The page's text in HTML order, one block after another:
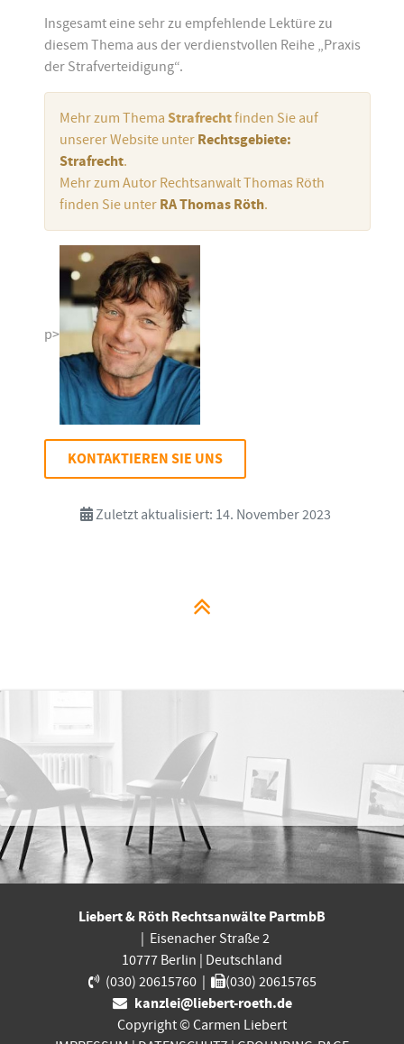
Insgesamt eine sehr zu empfehlende Lektüre zu
diesem Thema aus der verdienstvollen Reihe „Praxis
der Strafverteidigung“.
Mehr zum Thema Strafrechtfinden Sie auf
unserer Website unter Rechtsgebiete:
Strafrecht.
Mehr zum Autor Rechtsanwalt Thomas Röth
finden Sie unter RA Thomas Röth.
p>
KONTAKTIEREN SIE UNS
Zuletzt aktualisiert: 14. November 2023
Liebert & Röth Rechtsanwälte PartmbB
Eisenacher Straße 2
10777 Berlin
Deutschland
(030) 20615760|
(030) 20615765
kanzlei@liebert-roeth.de
Copyright © Carmen Liebert